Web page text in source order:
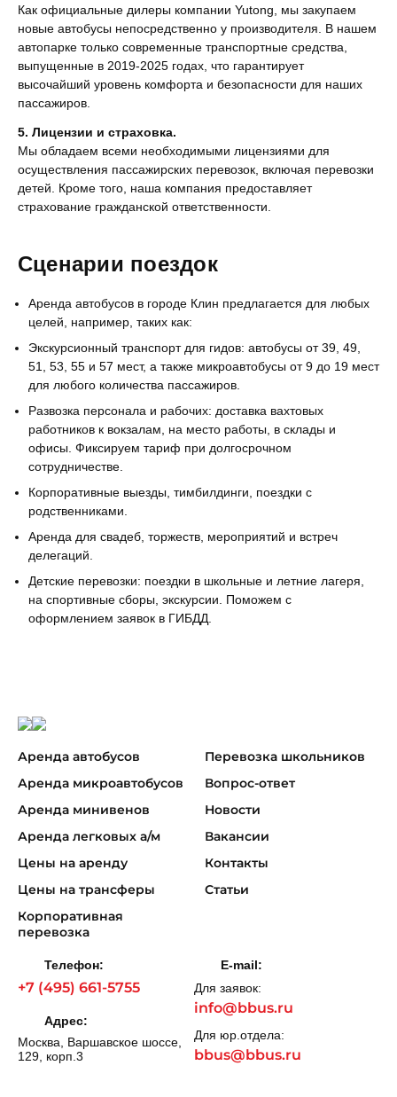
Как официальные дилеры компании Yutong, мы закупаем
новые автобусы непосредственно у производителя. В нашем
автопарке только современные транспортные средства,
выпущенные в 2019-2025 годах, что гарантирует
высочайший уровень комфорта и безопасности для наших
пассажиров.
5. Лицензии и страховка.
Мы обладаем всеми необходимыми лицензиями для
осуществления пассажирских перевозок, включая перевозки
детей. Кроме того, наша компания предоставляет
страхование гражданской ответственности.
Сценарии поездок
Аренда автобусов в городе Клин предлагается для любых
целей, например, таких как:
Экскурсионный транспорт для гидов: автобусы от 39, 49,
51, 53, 55 и 57 мест, а также микроавтобусы от 9 до 19 мест
для любого количества пассажиров.
Развозка персонала и рабочих: доставка вахтовых
работников к вокзалам, на место работы, в склады и
офисы. Фиксируем тариф при долгосрочном
сотрудничестве.
Корпоративные выезды, тимбилдинги, поездки с
родственниками.
Аренда для свадеб, торжеств, мероприятий и встреч
делегаций.
Детские перевозки: поездки в школьные и летние лагеря,
на спортивные сборы, экскурсии. Поможем с
оформлением заявок в ГИБДД.
Аренда автобусов
Аренда микроавтобусов
Аренда минивенов
Аренда легковых а/м
Цены на аренду
Цены на трансферы
Корпоративная
перевозка
Перевозка школьников
Вопрос-ответ
Новости
Вакансии
Контакты
Статьи
Телефон:
+7 (495) 661-5755
Адрес:
Москва, Варшавское шоссе,
129, корп.3
E-mail:
Для заявок:
info@bbus.ru
Для юр.отдела:
bbus@bbus.ru